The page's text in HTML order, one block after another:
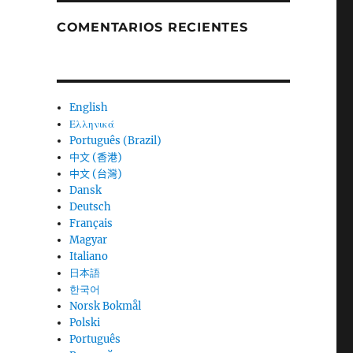
COMENTARIOS RECIENTES
English
Ελληνικά
Português (Brazil)
中文 (香港)
中文 (台灣)
Dansk
Deutsch
Français
Magyar
Italiano
日本語
한국어
Norsk Bokmål
Polski
Português